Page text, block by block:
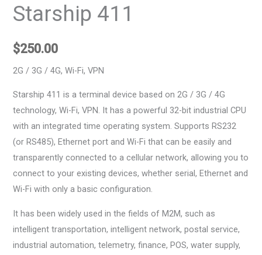
Starship 411
$250.00
2G / 3G / 4G, Wi-Fi, VPN
Starship 411 is a terminal device based on 2G / 3G / 4G
technology, Wi-Fi, VPN. It has a powerful 32-bit industrial CPU
with an integrated time operating system. Supports RS232
(or RS485), Ethernet port and Wi-Fi that can be easily and
transparently connected to a cellular network, allowing you to
connect to your existing devices, whether serial, Ethernet and
Wi-Fi with only a basic configuration.
It has been widely used in the fields of M2M, such as
intelligent transportation, intelligent network, postal service,
industrial automation, telemetry, finance, POS, water supply,